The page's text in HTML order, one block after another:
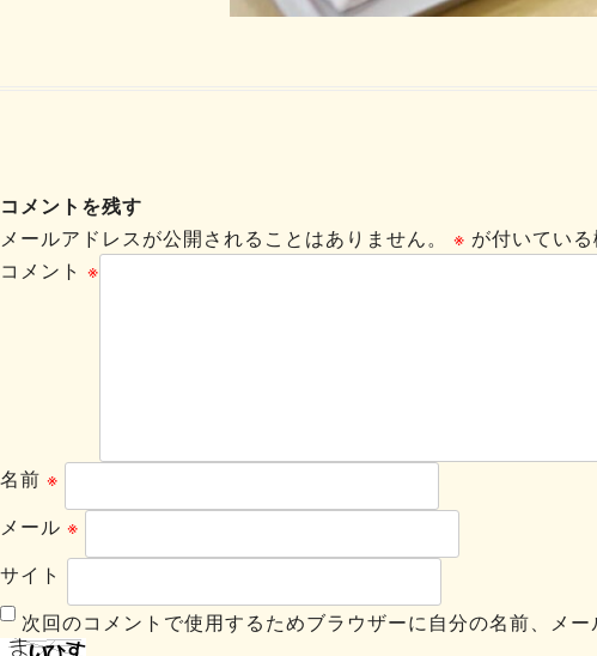
コメントを残す
メールアドレスが公開されることはありません。
※ が付いてい
コメント ※
名前 ※
メール ※
サイト
次回のコメントで使用するためブラウザーに自分の名前、メー